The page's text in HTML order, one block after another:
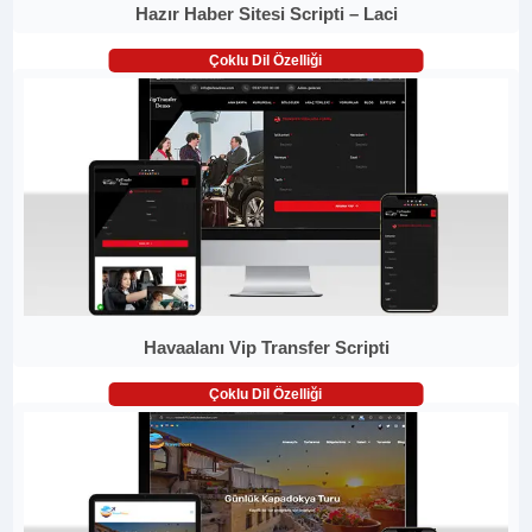
Hazır Haber Sitesi Scripti – Laci
Çoklu Dil Özelliği
Havaalanı Vip Transfer Scripti
Çoklu Dil Özelliği